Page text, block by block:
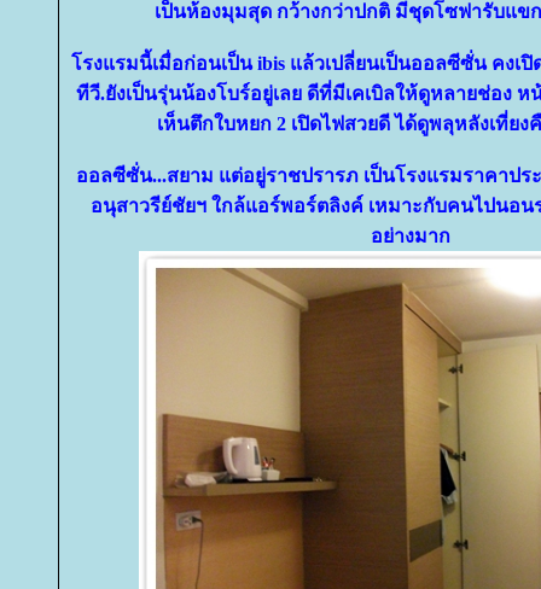
เป็นห้องมุมสุด กว้างกว่าปกติ มีชุดโซฟารับแข
รงแรมนี้เมื่อก่อนเป็น ibis แล้วเปลี่ยนเป็นออลซีซั่น คงเปิ
ทีวี.ยังเป็นรุ่นน้องโบร์อยู่เลย ดีที่มีเคเบิลให้ดูหลายช่อง ห
เห็นตึกใบหยก 2 เปิดไฟสวยดี ได้ดูพลุหลังเที่
ออลซีซั่น...สยาม แต่อยู่ราชปรารภ เป็นโรงแรมราคาปร
อนุสาวรีย์ชัยฯ ใกล้แอร์พอร์ตลิงค์ เหมาะกับคนไปนอน
อย่างมาก